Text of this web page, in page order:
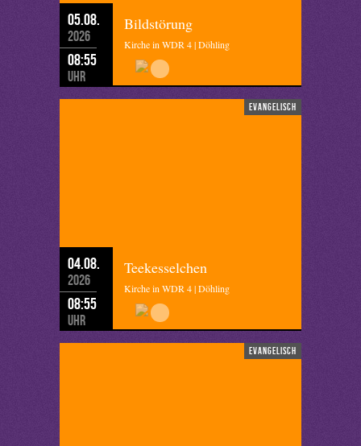
05.08.
2026
08:55
Uhr
Bildstörung
Kirche in WDR 4 | Döhling
evangelisch
04.08.
2026
08:55
Uhr
Teekesselchen
Kirche in WDR 4 | Döhling
evangelisch